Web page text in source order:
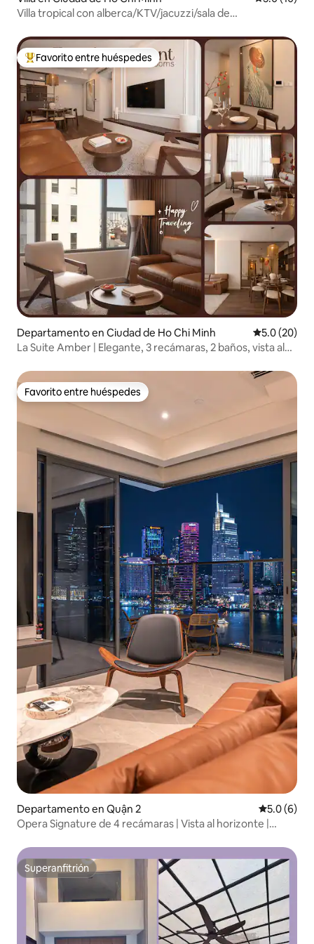
Villa tropical con alberca/KTV/jacuzzi/sala de
De los mejores en Favorito entre huéspedes
Favorito entre huéspedes
Departamento en Ciudad de Ho Chi Minh Calificación
5.0 (20)
La Suite Amber | Elegante, 3 recámaras, 2 baños, vista al
Favorito entre huéspedes
Favorito entre huéspedes
Departamento en Quận 2
5.0 (6)
Opera Signature de 4 recámaras | Vista al horizonte |
Superanfitrión
Superanfitrión